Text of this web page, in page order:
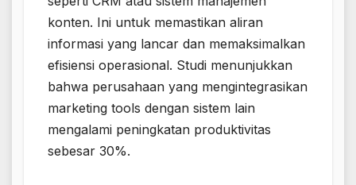
konten. Ini untuk memastikan aliran
informasi yang lancar dan memaksimalkan
efisiensi operasional. Studi menunjukkan
bahwa perusahaan yang mengintegrasikan
marketing tools dengan sistem lain
mengalami peningkatan produktivitas
sebesar 30%.